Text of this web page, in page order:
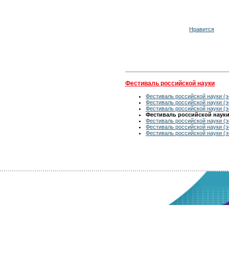
Нравится
Фестиваль российской науки
Фестиваль российской науки
Фестиваль российской науки
Фестиваль российской науки
Фестиваль российской
Фестиваль российской науки
Фестиваль российской науки
Фестиваль российской науки